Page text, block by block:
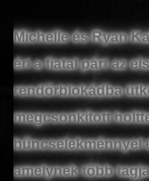
Michelle és Ryan
éri a fiatal párt az
rendőrblokádba
megcsonkított
bűncselekménnyel
amelynek több